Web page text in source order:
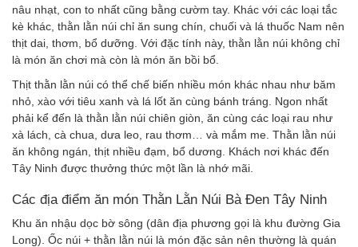
nâu nhạt, con to nhất cũng bằng cườm tay. Khác với các loại tắc
kè khác, thằn lằn núi chỉ ăn sung chín, chuối và lá thuốc Nam nên
thịt dai, thơm, bổ dưỡng. Với đặc tính này, thằn lằn núi không chỉ
là món ăn chơi mà còn là món ăn bồi bổ.
Thịt thằn lằn núi có thể chế biến nhiều món khác nhau như băm
nhỏ, xào với tiêu xanh và lá lốt ăn cùng bánh tráng. Ngon nhất
phải kể đến là thằn lằn núi chiên giòn, ăn cùng các loại rau như
xà lách, cà chua, dưa leo, rau thơm… và mắm me. Thằn lằn núi
ăn không ngán, thịt nhiều đạm, bổ dương. Khách nơi khác đến
Tây Ninh được thưởng thức một lần là nhớ mãi.
Các địa điểm ăn món Thằn Lằn Núi Bà Đen Tây Ninh
Khu ăn nhậu dọc bờ sông (dân địa phương gọi là khu đường Gia
Long). Ốc núi + thằn lằn núi là món đặc sản nên thường là quán